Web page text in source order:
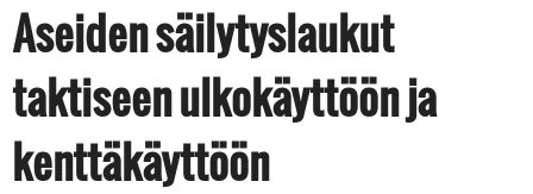
Aseiden säilytyslaukut
taktiseen ulkokäyttöön ja
kenttäkäyttöön